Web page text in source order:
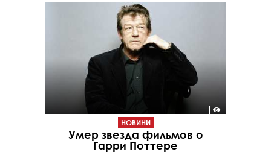
НОВИНИ
Умер звезда фильмов о
Гарри Поттере